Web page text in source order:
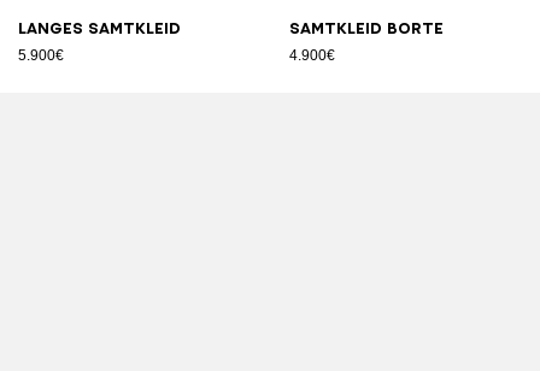
Langes Samtkleid
5.900€
Samtkleid Borte
4.900€